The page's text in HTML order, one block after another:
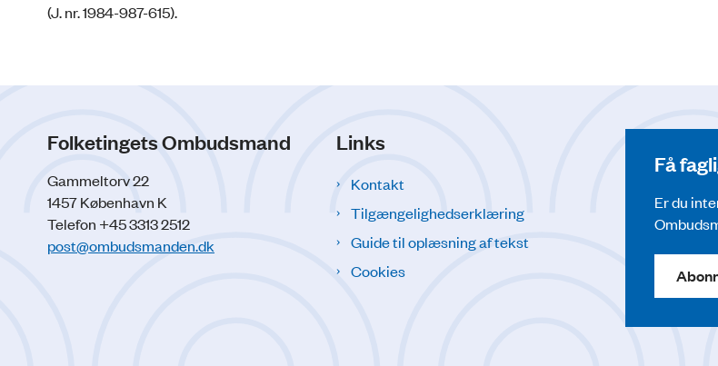
(J. nr. 1984-987-615).
Folketingets Ombudsmand
Gammeltorv 22
1457 København K
Telefon +45 3313 2512
post@ombudsmanden.dk
Links
Kontakt
Tilgængelighedserklæring
Guide til oplæsning af tekst
Cookies
Få
Er du